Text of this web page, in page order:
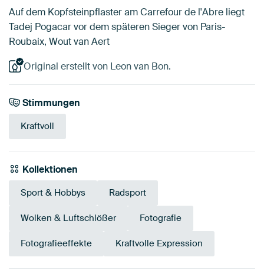
Auf dem Kopfsteinpflaster am Carrefour de l'Abre liegt
Tadej Pogacar vor dem späteren Sieger von Paris-
Roubaix, Wout van Aert
Original erstellt von Leon van Bon.
Stimmungen
Kraftvoll
Kollektionen
Sport & Hobbys Radsport
Wolken & Luftschlößer Fotografie
Fotografieeffekte Kraftvolle Expression